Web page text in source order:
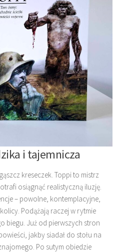
i tajemnicza
kreseczek. Toppi to mistrz
osiągnąć realistyczną iluzję.
– powolne, kontemplacyjne,
Podążają raczej w rytmie
biegu. Już od pierwszych stron
jakby siadał do stołu na
Po sutym obiedzie